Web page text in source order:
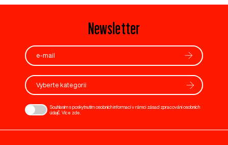
Newsletter
Vyberte kategorii
Souhlasím s poskytnutím osobních informací v rámci zásad zpracování osobních
údajů. Více zde